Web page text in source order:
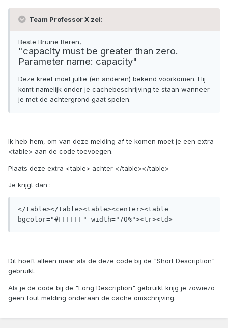
Team Professor X zei:
Beste Bruine Beren,
"capacity must be greater than zero.
Parameter name: capacity"
Deze kreet moet jullie (en anderen) bekend voorkomen. Hij
komt namelijk onder je cachebeschrijving te staan wanneer
je met de achtergrond gaat spelen.
Ik heb hem, om van deze melding af te komen moet je een extra
<table> aan de code toevoegen.
Plaats deze extra <table> achter </table></table>
Je krijgt dan :
</table></table><table><center><table
bgcolor="#FFFFFF" width="70%"><tr><td>
Dit hoeft alleen maar als de deze code bij de "Short Description"
gebruikt.
Als je de code bij de "Long Description" gebruikt krijg je zowiezo
geen fout melding onderaan de cache omschrijving.